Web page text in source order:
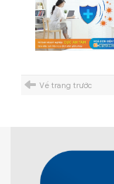
Về trang trước